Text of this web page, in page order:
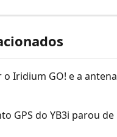
o Iridium GO! e a antena
GPS do YB3i parou de